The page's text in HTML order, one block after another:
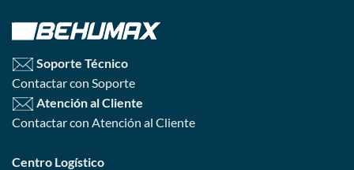
Soporte Técnico
Contactar con Soporte
Atención al Cliente
Contactar con Atención al Cliente
Centro Logístico